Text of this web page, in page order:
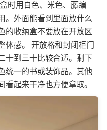
时用白色、米色、藤编
。外面能看到里面放什么
的收纳盒不要放在开放区
体感。 开放格和封闭柜门
十到三十比较合适。剩下
统一的书或装饰品。其他
看起来干净也方便拿取。